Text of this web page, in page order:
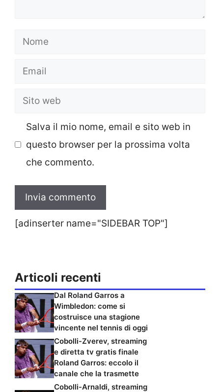
Nome
Email
Sito
Salva il mio nome, email e sito web in
questo browser per la prossima volta
che commento.
[adinserter name="SIDEBAR TOP"]
Articoli recenti
Dal Roland Garros a
Wimbledon: come si
costruisce una stagione
vincente nel tennis di oggi
Cobolli-Zverev, streaming
e diretta tv gratis finale
Roland Garros: eccolo il
canale che la trasmette
Cobolli-Arnaldi, streaming